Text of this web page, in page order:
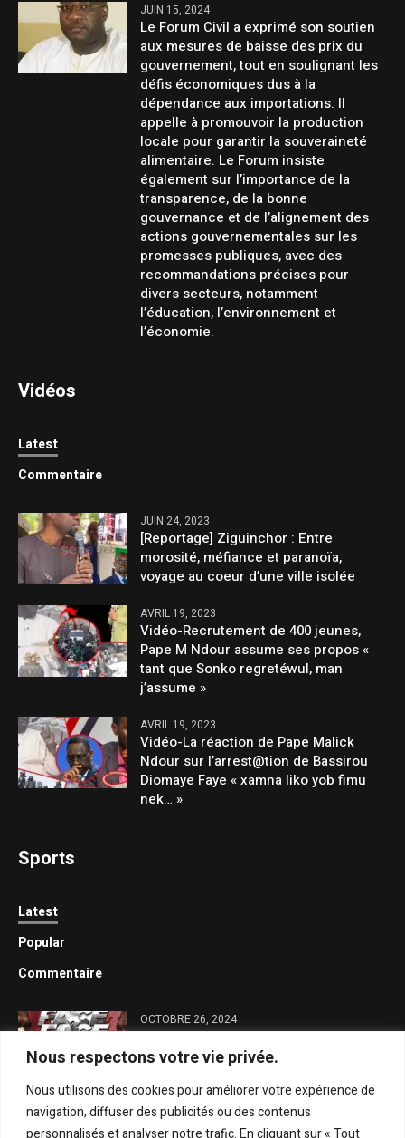
Nous respectons votre vie privée.
Nous utilisons des cookies pour améliorer votre expérience de
navigation, diffuser des publicités ou des contenus
personnalisés et analyser notre trafic. En cliquant sur « Tout
JUIN 15, 2024
Le Forum Civil a exprimé son soutien
aux mesures de baisse des prix du
gouvernement, tout en soulignant les
défis économiques dus à la
dépendance aux importations. Il
appelle à promouvoir la production
locale pour garantir la souveraineté
alimentaire. Le Forum insiste
également sur l’importance de la
transparence, de la bonne
gouvernance et de l’alignement des
actions gouvernementales sur les
promesses publiques, avec des
recommandations précises pour
divers secteurs, notamment
l’éducation, l’environnement et
l’économie.
Vidéos
Latest
Commentaire
JUIN 24, 2023
[Reportage] Ziguinchor : Entre
morosité, méfiance et paranoïa,
voyage au coeur d’une ville isolée
AVRIL 19, 2023
Vidéo-Recrutement de 400 jeunes,
Pape M Ndour assume ses propos «
tant que Sonko regretéwul, man
j’assume »
AVRIL 19, 2023
Vidéo-La réaction de Pape Malick
Ndour sur l’arrest@tion de Bassirou
Diomaye Faye « xamna liko yob fimu
nek… »
Sports
Latest
Popular
Commentaire
OCTOBRE 26, 2024
Face-à-face avec Diam Terry : Général
Malika brille par son absence
OCTOBRE 26, 2024
Trois trophées ANPS dans son